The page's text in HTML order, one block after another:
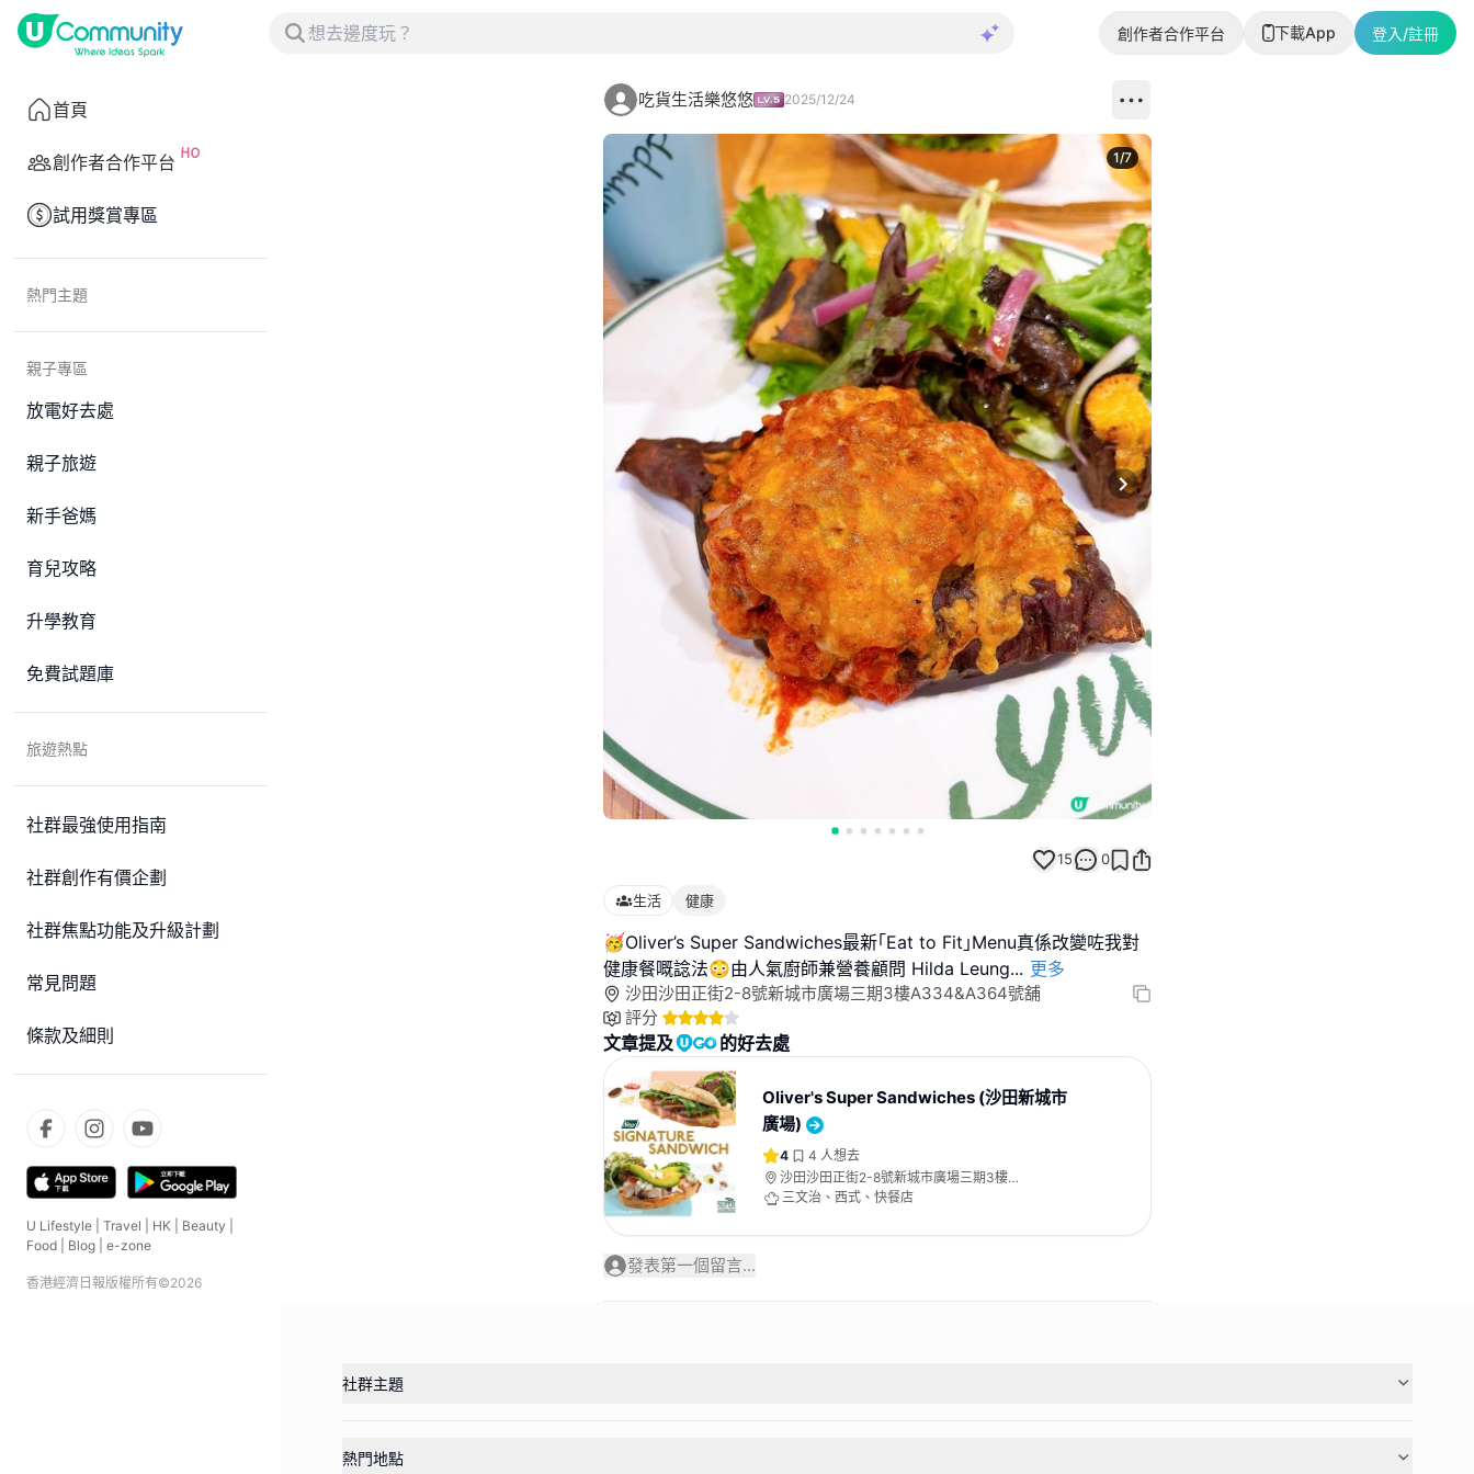
創作者合作平台 下載App 登入/註冊
首頁
創作者合作平台
試用獎賞專區
熱門主題
親子專區
放電好去處
親子旅遊
新手爸媽
育兒攻略
升學教育
免費試題庫
旅遊熱點
社群最強使用指南
社群創作有價企劃
社群焦點功能及升級計劃
常見問題
條款及細則
U Lifestyle Travel HK Beauty
Food
Blog e-zone
香港經濟日報版權所有©2026
吃貨生活樂悠悠 2025/12/24
Next slide
1/7
15 0
生活 健康
🥳Oliver’s Super Sandwiches最新｢Eat to Fit｣Menu真係改變咗我對
健康餐嘅諗法😳由人氣廚師兼營養顧問 Hilda Leung... 更多
沙田沙田正街2-8號新城市廣場三期3樓A334&A364號舖
評分
文章提及 的好去處
Oliver's Super Sandwiches (沙田新城市
廣場)
4 4 人想去
沙田沙田正街2-8號新城市廣場三期3樓
A334&A364號舖
三文治、西式、快餐店
發表第一個留言...
社群主題
熱門地點